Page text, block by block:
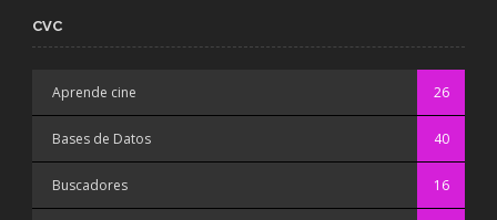
CVC
Aprende cine 26
Bases de Datos 40
Buscadores 16